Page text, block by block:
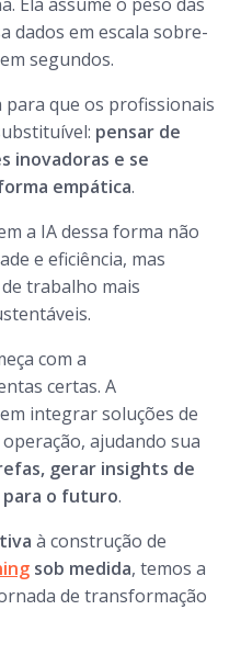
dados em escala sobre-
segundos.
que os profissionais
pensar de
inovadoras e se
empática.
a IA dessa forma não
e eficiência, mas
trabalho mais
com a
certas. A
integrar soluções de
ajudando sua
gerar insights de
para o futuro.
à construção de
sob medida, temos a
de transformação